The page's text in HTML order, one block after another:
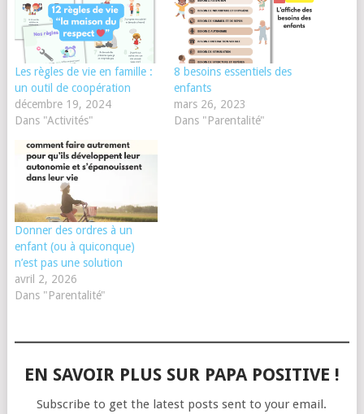
Les règles de vie en famille :
un outil de coopération
décembre 19, 2024
Dans "Activités"
8 besoins essentiels des
enfants
mars 26, 2023
Dans "Parentalité"
Donner des ordres à un
enfant (ou à quiconque)
n’est pas une solution
avril 2, 2026
Dans "Parentalité"
EN SAVOIR PLUS SUR PAPA POSITIVE !
Subscribe to get the latest posts sent to your email.